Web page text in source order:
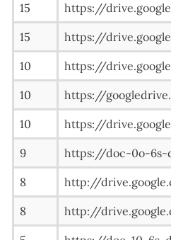
15 https://
15 https://
10 https://
10 https://
10 https://
9 https://doc-0o-6s-
8 http://
8 http://